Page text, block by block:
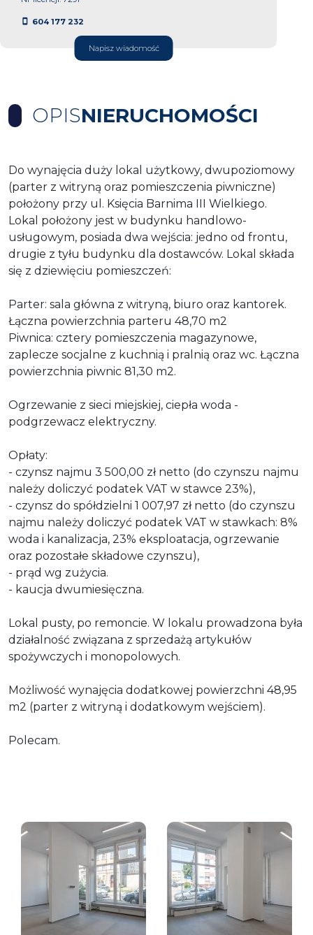
604 177 232
Napisz wiadomość
OPISNIERUCHOMOŚCI
Do wynajęcia duży lokal użytkowy, dwupoziomowy
(parter z witryną oraz pomieszczenia piwniczne)
położony przy ul. Księcia Barnima III Wielkiego.
Lokal położony jest w budynku handlowo-
usługowym, posiada dwa wejścia: jedno od frontu,
drugie z tyłu budynku dla dostawców. Lokal składa
się z dziewięciu pomieszczeń:
Parter: sala główna z witryną, biuro oraz kantorek.
Łączna powierzchnia parteru 48,70 m2
Piwnica: cztery pomieszczenia magazynowe,
zaplecze socjalne z kuchnią i pralnią oraz wc. Łączna
powierzchnia piwnic 81,30 m2.
Ogrzewanie z sieci miejskiej, ciepła woda -
podgrzewacz elektryczny.
Opłaty:
- czynsz najmu 3 500,00 zł netto (do czynszu najmu
należy doliczyć podatek VAT w stawce 23%),
- czynsz do spółdzielni 1 007,97 zł netto (do czynszu
najmu należy doliczyć podatek VAT w stawkach: 8%
woda i kanalizacja, 23% eksploatacja, ogrzewanie
oraz pozostałe składowe czynszu),
- prąd wg zużycia.
- kaucja dwumiesięczna.
Lokal pusty, po remoncie. W lokalu prowadzona była
działalność związana z sprzedażą artykułów
spożywczych i monopolowych.
Możliwość wynajęcia dodatkowej powierzchni 48,95
m2 (parter z witryną i dodatkowym wejściem).
Polecam.